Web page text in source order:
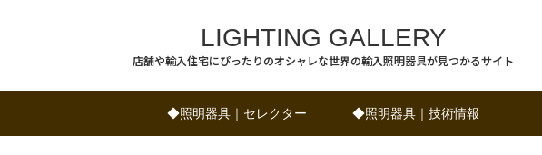
LIGHTING GALLERY
店舗や輸入住宅にぴったりのオシャレな世界の輸入照明器具が見つかるサイト
◆照明器具｜セレクター ◆照明器具｜技術情報